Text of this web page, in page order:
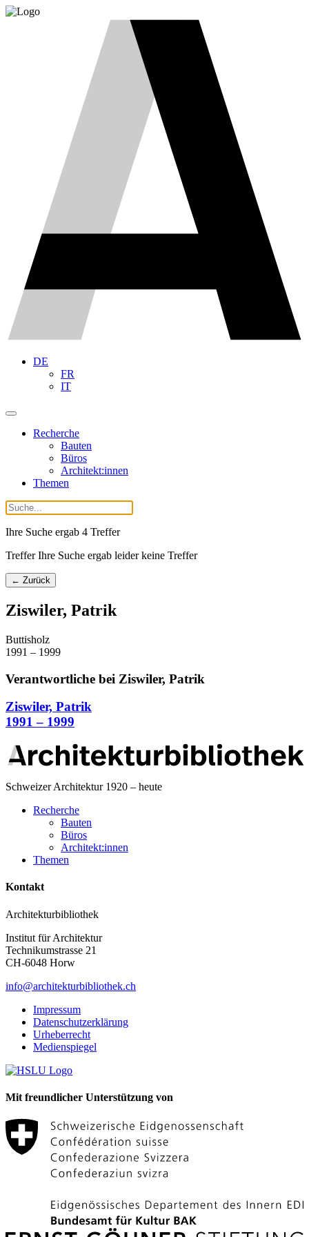
DE
FR
IT
Recherche
Bauten
Büros
Architekt:innen
Themen
Ihre Suche ergab 4 Treffer
Treffer Ihre Suche ergab leider keine Treffer
← Zurück
Ziswiler, Patrik
Buttisholz
1991 – 1999
Verantwortliche bei Ziswiler, Patrik
Ziswiler, Patrik
1991 – 1999
Schweizer Architektur 1920 – heute
Recherche
Bauten
Büros
Architekt:innen
Themen
Kontakt
Architekturbibliothek
Institut für Architektur
Technikumstrasse 21
CH-6048 Horw
info@architekturbibliothek.ch
Impressum
Datenschutzerklärung
Urheberrecht
Medienspiegel
Mit freundlicher Unterstützung von